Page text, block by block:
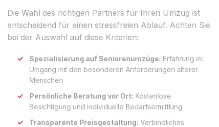
Die Wahl des richtigen Partners für Ihren Umzug ist
entscheidend für einen stressfreien Ablauf. Achten Sie
bei der Auswahl auf diese Kriterien:
Spezialisierung auf Seniorenumzüge: Erfahrung im
Umgang mit den besonderen Anforderungen älterer
Menschen
Persönliche Beratung vor Ort: Kostenlose
Besichtigung und individuelle Bedarfsermittlung
Transparente Preisgestaltung: Verbindliches